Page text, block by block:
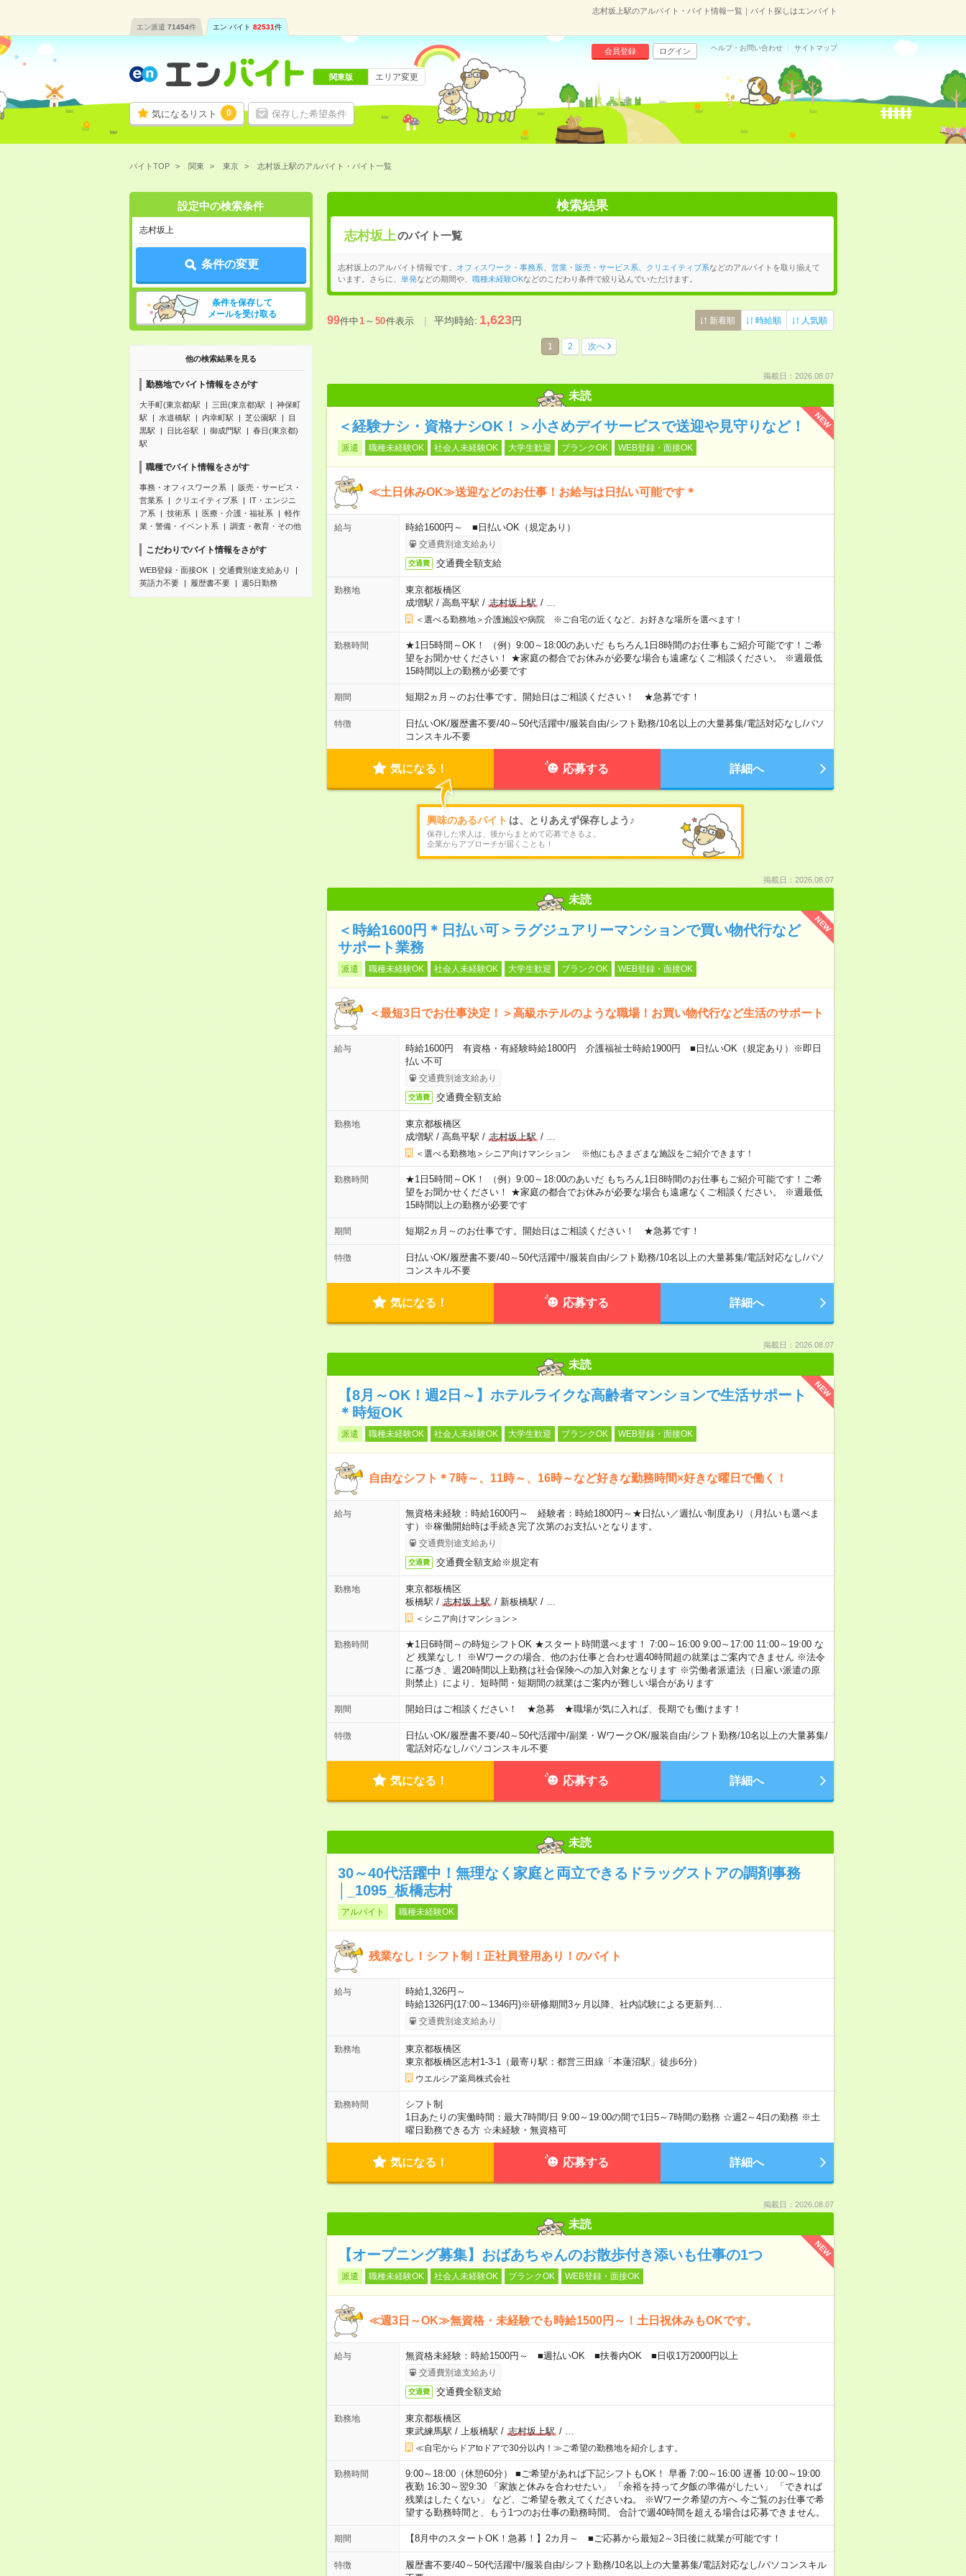
志村坂上駅のアルバイト・バイト情報一覧｜バイト探しはエンバイト
エン派遣 71454件 エン バイト 82531件
気になるリスト 0 保存した希望条件
会員登録 ログイン ヘルプ・お問い合わせ サイトマップ
関東版 エリア変更
バイトTOP 関東 東京 志村坂上駅のアルバイト・バイト一覧
設定中の検索条件
志村坂上
条件の変更
条件を保存して
メールを受け取る
他の検索結果を見る
勤務地でバイト情報をさがす
大手町(東京都)駅 三田(東京都)駅
神保町
駅
水道橋駅 内幸町駅 芝公園駅
目
黒駅
日比谷駅 御成門駅
春日(東京都)
駅
職種でバイト情報をさがす
事務・オフィスワーク系
販売・サービス・
営業系
クリエイティブ系
IT・エンジニ
ア系
技術系 医療・介護・福祉系
軽作
業・警備・イベント系
調査・教育・その他
こだわりでバイト情報をさがす
WEB登録・面接OK
交通費別途支給あり
英語力不要
履歴書不要 週5日勤務
検索結果
志村坂上のバイト一覧
志村坂上のアルバイト情報です。 オフィスワーク・事務系 営業・販売・サービス系 クリエイティブ系などのアルバイトを取り揃えて
います。さらに、
単発などの期間や、 職種未経験OKなどのこだわり条件で絞り込んでいただけます。
99件中1～50件表示 平均時給:1,623円 新着順 時給順 人気順
1 2 次へ
掲載日：2026.08.07
未読
NEW
＜経験ナシ・資格ナシOK！＞小さめデイサービスで送迎や見守りなど！
派遣 職種未経験OK 社会人未経験OK 大学生歓迎 ブランクOK WEB登録・面接OK
≪土日休みOK≫送迎などのお仕事！お給与は日払い可能です＊
給与 時給1600円～ ■日払いOK（規定あり）
交通費別途支給あり
交通費 交通費全額支給
勤務地
東京都板橋区
成増駅 / 高島平駅 / 志村坂上駅/
＜選べる勤務地＞介護施設や病院 ※ご自宅の近くなど、お好きな場所を選べます！
勤務時間
★1日5時間～OK！ （例）9:00～18:00のあいだ もちろん1日8時間のお仕事もご紹介可能です！ご希
望をお聞かせください！ ★家庭の都合でお休みが必要な場合も遠慮なくご相談ください。 ※週最低
15時間以上の勤務が必要です
期間 短期2ヵ月～のお仕事です。開始日はご相談ください！ ★急募です！
特徴 日払いOK/履歴書不要/40～50代活躍中/服装自由/シフト勤務/10名以上の大量募集/電話対応なし/パソ
コンスキル不要
気になる！ 応募する 詳細へ
興味のあるバイト は、とりあえず保存しよう♪
保存した求人は、後からまとめて応募できるよ。
企業からアプローチが届くことも！
掲載日：2026.08.07
未読
NEW
＜時給1600円＊日払い可＞ラグジュアリーマンションで買い物代行など
サポート業務
派遣 職種未経験OK 社会人未経験OK 大学生歓迎 ブランクOK WEB登録・面接OK
＜最短3日でお仕事決定！＞高級ホテルのような職場！お買い物代行など生活のサポート
給与
時給1600円 有資格・有経験時給1800円 介護福祉士時給1900円 ■日払いOK（規定あり）※即日
払い不可
交通費別途支給あり
交通費 交通費全額支給
勤務地
東京都板橋区
成増駅 / 高島平駅 / 志村坂上駅/
＜選べる勤務地＞シニア向けマンション ※他にもさまざまな施設をご紹介できます！
勤務時間
★1日5時間～OK！ （例）9:00～18:00のあいだ もちろん1日8時間のお仕事もご紹介可能です！ご希
望をお聞かせください！ ★家庭の都合でお休みが必要な場合も遠慮なくご相談ください。 ※週最低
15時間以上の勤務が必要です
期間 短期2ヵ月～のお仕事です。開始日はご相談ください！ ★急募です！
特徴 日払いOK/履歴書不要/40～50代活躍中/服装自由/シフト勤務/10名以上の大量募集/電話対応なし/パソ
コンスキル不要
気になる！ 応募する 詳細へ
掲載日：2026.08.07
未読
NEW
【8月～OK！週2日～】ホテルライクな高齢者マンションで生活サポート
＊時短OK
派遣 職種未経験OK 社会人未経験OK 大学生歓迎 ブランクOK WEB登録・面接OK
自由なシフト＊7時～、11時～、16時～など好きな勤務時間×好きな曜日で働く！
給与
無資格未経験：時給1600円～ 経験者：時給1800円～★日払い／週払い制度あり（月払いも選べま
す）※稼働開始時は手続き完了次第のお支払いとなります。
交通費別途支給あり
交通費 交通費全額支給※規定有
勤務地
東京都板橋区
板橋駅 / 志村坂上駅/ 新板橋駅 /
＜シニア向けマンション＞
勤務時間
★1日6時間～の時短シフトOK ★スタート時間選べます！ 7:00～16:00 9:00～17:00 11:00～19:00 な
ど 残業なし！ ※Wワークの場合、他のお仕事と合わせ週40時間超の就業はご案内できません ※法令
に基づき、週20時間以上勤務は社会保険への加入対象となります ※労働者派遣法（日雇い派遣の原
則禁止）により、短時間・短期間の就業はご案内が難しい場合があります
期間 開始日はご相談ください！ ★急募 ★職場が気に入れば、長期でも働けます！
特徴 日払いOK/履歴書不要/40～50代活躍中/副業・WワークOK/服装自由/シフト勤務/10名以上の大量募集/
電話対応なし/パソコンスキル不要
気になる！ 応募する 詳細へ
未読
30～40代活躍中！無理なく家庭と両立できるドラッグストアの調剤事務
│_1095_板橋志村
アルバイト 職種未経験OK
残業なし！シフト制！正社員登用あり！のバイト
給与
時給1,326円～
時給1326円(17:00～1346円)※研修期間3ヶ月以降、社内試験による更新判…
交通費別途支給あり
勤務地
東京都板橋区
東京都板橋区志村1-3-1（最寄り駅：都営三田線「本蓮沼駅」徒歩6分）
ウエルシア薬局株式会社
勤務時間
シフト制
1日あたりの実働時間：最大7時間/日 9:00～19:00の間で1日5～7時間の勤務 ☆週2～4日の勤務 ※土
曜日勤務できる方 ☆未経験・無資格可
気になる！ 応募する 詳細へ
掲載日：2026.08.07
未読
NEW
【オープニング募集】おばあちゃんのお散歩付き添いも仕事の1つ
派遣 職種未経験OK 社会人未経験OK ブランクOK WEB登録・面接OK
≪週3日～OK≫無資格・未経験でも時給1500円～！土日祝休みもOKです。
給与 無資格未経験：時給1500円～ ■週払いOK ■扶養内OK ■日収1万2000円以上
交通費別途支給あり
交通費 交通費全額支給
勤務地
東京都板橋区
東武練馬駅 / 上板橋駅 / 志村坂上駅/
≪自宅からドアtoドアで30分以内！≫ご希望の勤務地を紹介します。
勤務時間
9:00～18:00（休憩60分） ■ご希望があれば下記シフトもOK！ 早番 7:00～16:00 遅番 10:00～19:00
夜勤 16:30～翌9:30 「家族と休みを合わせたい」 「余裕を持って夕飯の準備がしたい」 「できれば
残業はしたくない」 など、ご希望を教えてくださいね。 ※Wワーク希望の方へ 今ご覧のお仕事で希
望する勤務時間と、もう1つのお仕事の勤務時間。 合計で週40時間を超える場合は応募できません。
期間 【8月中のスタートOK！急募！】2カ月～ ■ご応募から最短2～3日後に就業が可能です！
特徴 履歴書不要/40～50代活躍中/服装自由/シフト勤務/10名以上の大量募集/電話対応なし/パソコンスキル